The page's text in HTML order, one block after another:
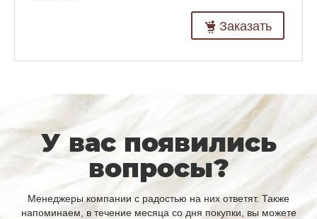
Заказать
У вас появились
вопросы?
Менеджеры компании с радостью на них ответят. Также
напоминаем, в течение месяца со дня покупки, вы можете